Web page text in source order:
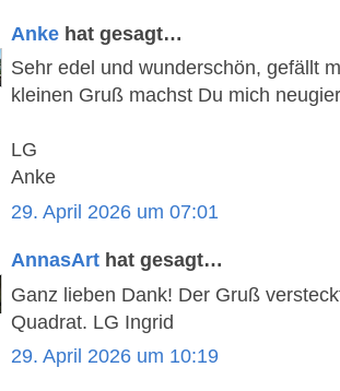
Anke hat gesagt…
Sehr edel und wunderschön, gefällt
kleinen Gruß machst Du mich
LG
Anke
29. April 2026 um 07:01
AnnasArt hat gesagt…
Ganz lieben Dank! Der Gruß
Quadrat. LG Ingrid
29. April 2026 um 10:19